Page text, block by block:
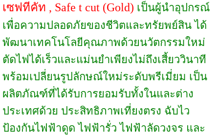
เซฟทีคัท , Safe t cut (Gold) เป็นผู้นำอุปกรณ์
เพื่อความปลอดภัยของชีวิตและทรัยพย์สิน ได้
พัฒนาเทคโนโลยีคุณภาพด้วยนวัตกรรมใหม่
ตัดไฟได้เร็วและแม่นยำเพียงไม่ถึงเสี้ยววินาที
พร้อมเปลี่ยนรูปลักษณ์ใหม่ระดับพรีเมี่ยม เป็น
ผลิตภัณฑ์ที่ได้รับการยอมรับทั้งในและต่าง
ประเทศด้วย ประสิทธิภาพเที่ยงตรง ฉับไว
ป้องกันไฟฟ้าดูด ไฟฟ้ารั่ว ไฟฟ้าลัดวงจร และ